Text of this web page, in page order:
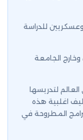
للدراسة
الجامعة
لتدريسها
اغلبية هذه
المطروحة في